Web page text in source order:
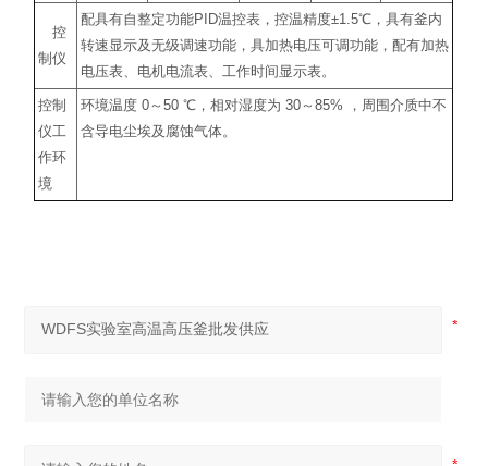
控
制仪
配具有自整定功能PID温控表，控温精度±1.5℃ ，具有釜内
转速显示及无级调速功能，具加热电压可调功能，配有加热
电压表、电机电流表、工作时间显示表。
控制
仪工
作环
境
环境温度 0～50℃ ，相对湿度为 30～85%
，周围介质中不
含导电尘埃及腐蚀气体。